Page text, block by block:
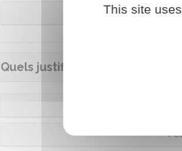
Quels justificatifs d'identité
This site